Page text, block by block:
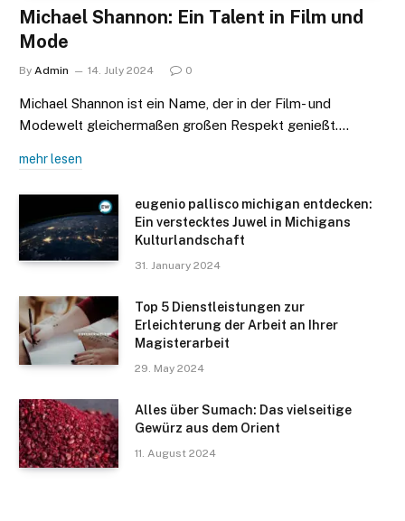
Michael Shannon: Ein Talent in Film und
Mode
By Admin 14. July 2024 0
Michael Shannon ist ein Name, der in der Film- und
Modewelt gleichermaßen großen Respekt genießt.…
mehr lesen
eugenio pallisco michigan entdecken:
Ein verstecktes Juwel in Michigans
Kulturlandschaft
31. January 2024
Top 5 Dienstleistungen zur
Erleichterung der Arbeit an Ihrer
Magisterarbeit
29. May 2024
Alles über Sumach: Das vielseitige
Gewürz aus dem Orient
11. August 2024